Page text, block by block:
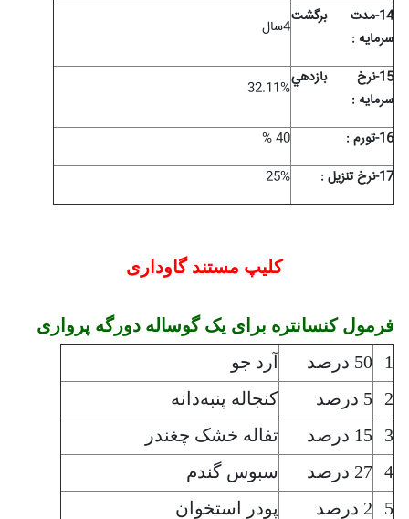
14-مدت برگشت
سرمايه :
4سال
15-نرخ بازدهي
سرمايه :
32.11%
16-تورم :
40 %
17-نرخ تنزیل :
25%
کلیپ مستند گاوداری
فرمول کنسانتره برای یک گوساله دورگه پرواری
1
50 درصد
آرد جو
2
5 درصد
کنجاله پنبه‌دانه
3
15 درصد
تفاله خشک چغندر
4 27 درصد
سبوس گندم
5
2 درصد
پودر استخوان